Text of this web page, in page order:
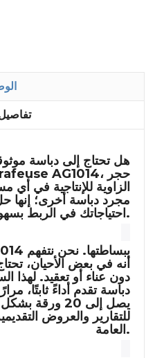
هل تحتاج إلى دباسة
AG1014، حجر
الزاوية للإنتاجية في
مجرد دباسة أخرى؛ إنها
احتياجاتك في الربط بسهولة ودقة.
أنه في بعض الأحيان،
دون عناء أو تعقيد. لهذا
دباسة تقدم أداءً ثابتًا،
يصل إلى 20
للتقارير والعروض
العامة.